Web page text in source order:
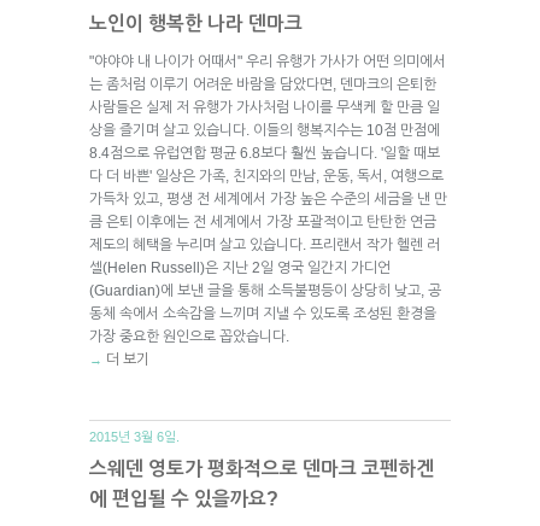
노인이 행복한 나라 덴마크
"야야야 내 나이가 어때서" 우리 유행가 가사가 어떤 의미에서
는 좀처럼 이루기 어려운 바람을 담았다면, 덴마크의 은퇴한
사람들은 실제 저 유행가 가사처럼 나이를 무색케 할 만큼 일
상을 즐기며 살고 있습니다. 이들의 행복지수는 10점 만점에
8.4점으로 유럽연합 평균 6.8보다 훨씬 높습니다. '일할 때보
다 더 바쁜' 일상은 가족, 친지와의 만남, 운동, 독서, 여행으로
가득차 있고, 평생 전 세계에서 가장 높은 수준의 세금을 낸 만
큼 은퇴 이후에는 전 세계에서 가장 포괄적이고 탄탄한 연금
제도의 혜택을 누리며 살고 있습니다. 프리랜서 작가 헬렌 러
셀(Helen Russell)은 지난 2일 영국 일간지 가디언
(Guardian)에 보낸 글을 통해 소득불평등이 상당히 낮고, 공
동체 속에서 소속감을 느끼며 지낼 수 있도록 조성된 환경을
가장 중요한 원인으로 꼽았습니다.
→ 더 보기
2015년 3월 6일.
스웨덴 영토가 평화적으로 덴마크 코펜하겐
에 편입될 수 있을까요?